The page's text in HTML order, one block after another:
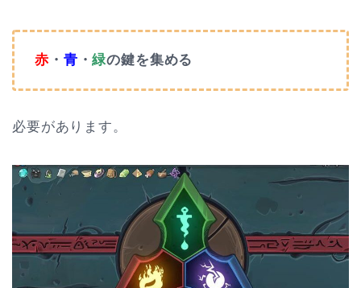
赤 ・ 青 ・緑の鍵を集める
必要があります。